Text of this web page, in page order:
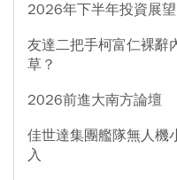
2026年下半年投資展
友達二把手柯富仁裸辭
草？
2026前進大南方論壇
佳世達集團艦隊無人機
入